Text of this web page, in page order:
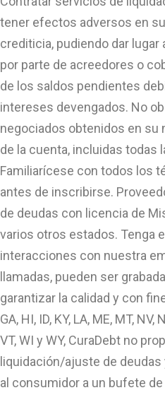
tener efectos adversos en
crediticia, pudiendo dar
por parte de acreedores o
de los saldos pendientes
intereses devengados. No
negociados obtenidos en su
de la cuenta, incluidas
Familiarícese con todos los
antes de inscribirse.
de deudas con licencia de
varios otros estados. Tenga
interacciones con nuestra
llamadas, pueden ser
garantizar la calidad y con
GA, HI, ID, KY, LA, ME, MT, NV,
VT, WI y WY, CuraDebt no
liquidación/ajuste de
al consumidor a un bufete